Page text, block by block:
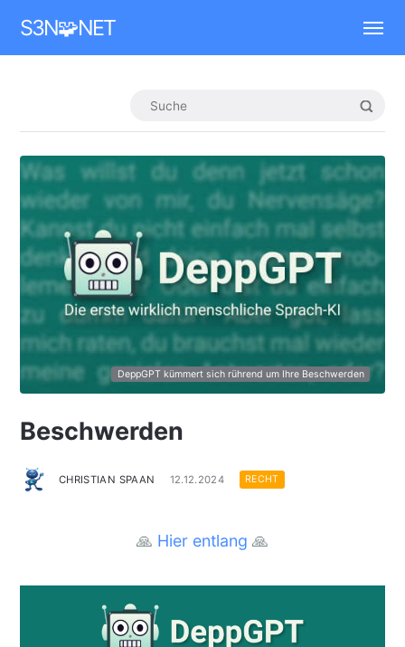
S3N🧩NET
DeppGPT kümmert sich rührend um Ihre Beschwerden
Beschwerden
CHRISTIAN SPAAN 12.12.2024 RECHT
🙏 Hier entlang 🙏